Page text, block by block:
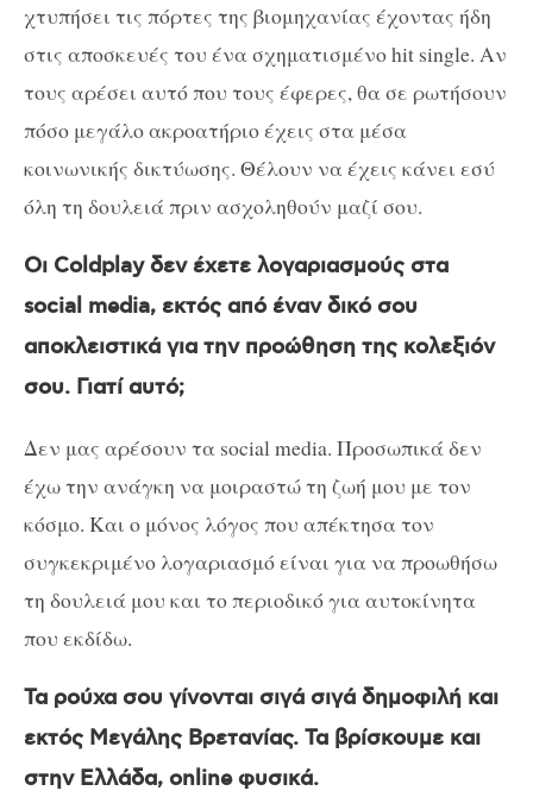
χτυπήσει τις πόρτες της βιομηχανίας έχοντας ήδη
στις αποσκευές του ένα σχηματισμένο hit single. Αν
τους αρέσει αυτό που τους έφερες, θα σε ρωτήσουν
πόσο μεγάλο ακροατήριο έχεις στα μέσα
κοινωνικής δικτύωσης. Θέλουν να έχεις κάνει εσύ
όλη τη δουλειά πριν ασχοληθούν μαζί σου.
Οι Coldplayδεν έχετε λογαριασμούς στα
social media, εκτός από έναν δικό σου
αποκλειστικά για την προώθηση της κολεξιόν
σου. Γιατί αυτό;
Δεν μας αρέσουν τα social media. Προσωπικά δεν
έχω την ανάγκη να μοιραστώ τη ζωή μου με τον
κόσμο. Και ο μόνος λόγος που απέκτησα τον
συγκεκριμένο λογαριασμό είναι για να προωθήσω
τη δουλειά μου και το περιοδικό για αυτοκίνητα
που εκδίδω.
Τα ρούχα σου γίνονται σιγά σιγά δημοφιλή και
εκτός Μεγάλης Βρετανίας. Τα βρίσκουμε και
στην Ελλάδα, online φυσικά.